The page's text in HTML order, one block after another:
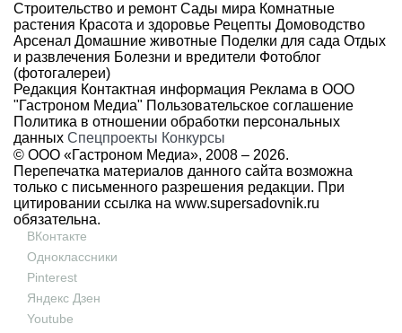
Строительство и ремонт Сады мира Комнатные
растения Красота и здоровье Рецепты Домоводство
Арсенал Домашние животные Поделки для сада Отдых
и развлечения Болезни и вредители Фотоблог
(фотогалереи)
Редакция Контактная информация Реклама в ООО
"Гастроном Медиа" Пользовательское соглашение
Политика в отношении обработки персональных
данных Спецпроекты Конкурсы
© ООО «Гастроном Медиа», 2008 – 2026.
Перепечатка материалов данного сайта возможна
только с письменного разрешения редакции. При
цитировании ссылка на www.supersadovnik.ru
обязательна.
ВКонтакте
Одноклассники
Pinterest
Яндекс Дзен
Youtube